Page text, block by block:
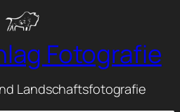
Fotografie
Landschaftsfotografie